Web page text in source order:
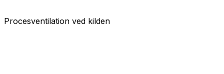
Procesventilation ved kilden